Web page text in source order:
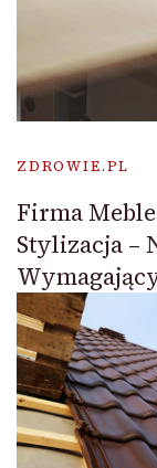
ZDROWIE.PL
Firma
Stylizacja –